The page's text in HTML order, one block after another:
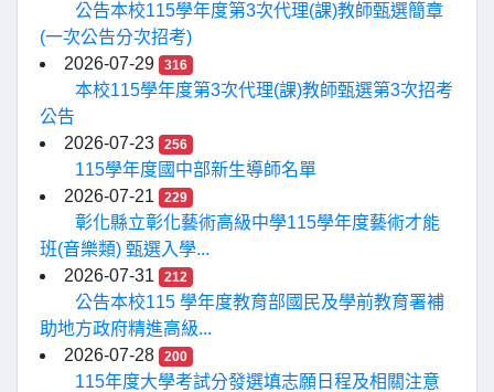
公告本校115學年度第3次代理(課)教師甄選簡章
(一次公告分次招考)
2026-07-29
316
本校115學年度第3次代理(課)教師甄選第3次招考
公告
2026-07-23
256
115學年度國中部新生導師名單
2026-07-21
229
彰化縣立彰化藝術高級中學115學年度藝術才能
班(音樂類) 甄選入學...
2026-07-31
212
公告本校115 學年度教育部國民及學前教育署補
助地方政府精進高級...
2026-07-28
200
115年度大學考試分發選填志願日程及相關注意